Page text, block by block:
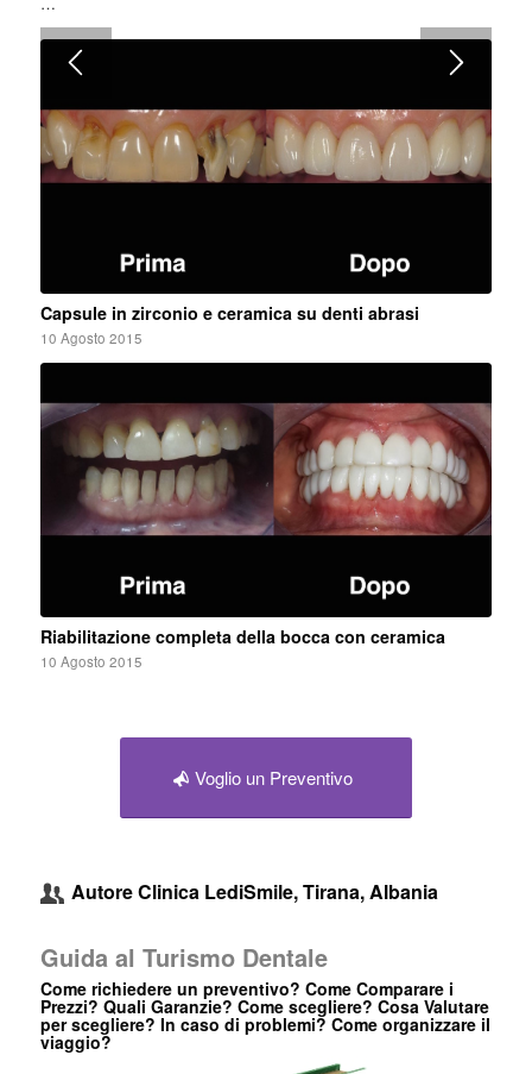
Capsule in zirconio e ceramica su denti abrasi
10 Agosto 2015
Riabilitazione completa della bocca con ceramica
10 Agosto 2015
Voglio un Preventivo
AutoreClinica LediSmile, Tirana, Albania
Guida al Turismo Dentale
Come richiedere un preventivo? Come Comparare i
Prezzi? Quali Garanzie? Come scegliere? Cosa Valutare
per scegliere? In caso di problemi? Come organizzare il
viaggio?